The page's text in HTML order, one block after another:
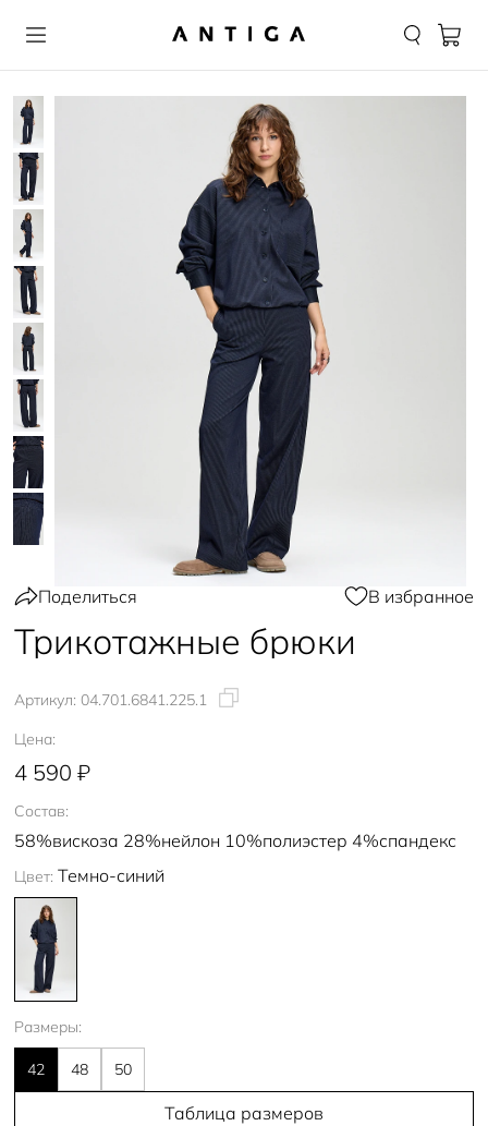
Поделиться В избранное
Трикотажные брюки
Артикул: 04.701.6841.225.1
Цена:
4 590 ₽
Состав:
58%вискоза 28%нейлон 10%полиэстер 4%спандекс
Цвет: Темно-синий
Размеры:
42 48 50
Таблица размеров